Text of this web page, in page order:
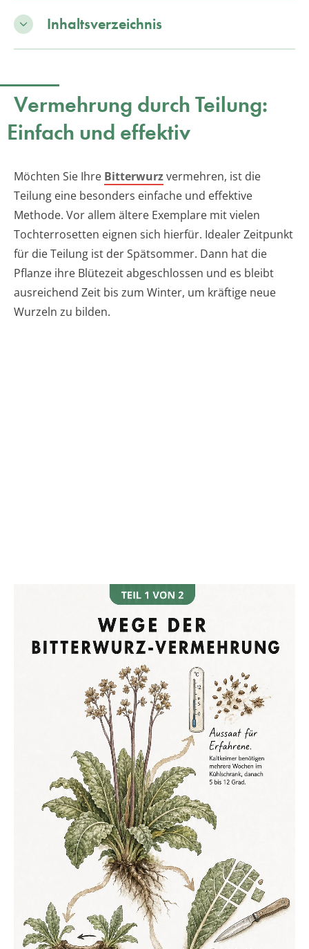
Inhaltsverzeichnis
Vermehrung durch Teilung:
Einfach und effektiv
Möchten Sie Ihre Bitterwurzvermehren, ist die
Teilung eine besonders einfache und effektive
Methode. Vor allem ältere Exemplare mit vielen
Tochterrosetten eignen sich hierfür. Idealer Zeitpunkt
für die Teilung ist der Spätsommer. Dann hat die
Pflanze ihre Blütezeit abgeschlossen und es bleibt
ausreichend Zeit bis zum Winter, um kräftige neue
Wurzeln zu bilden.